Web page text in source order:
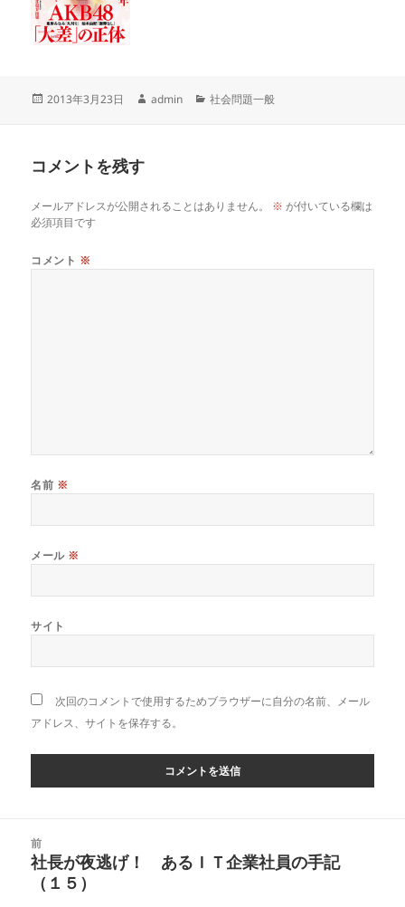
投
2013年3月23日
作
admin
カ
社会問題一般
コメントを残す
メールアドレスが公開されることはありません。 ※ が付いている欄は
必須項目です
コメント ※
名前 ※
メール ※
サイト
次回のコメントで使用するためブラウザーに自分の名前、メール
アドレス、サイトを保存する。
前
前
の
社長が夜逃げ！ あるＩＴ企業社員の手記
（１５）